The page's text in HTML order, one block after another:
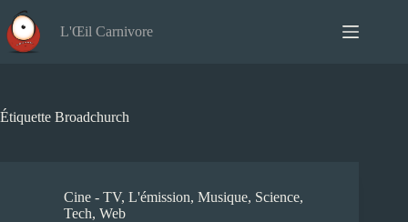
au
contenu
L'Œil Carnivore
Étiquette Broadchurch
Cine - TV, L'émission, Musique, Science,
Tech, Web